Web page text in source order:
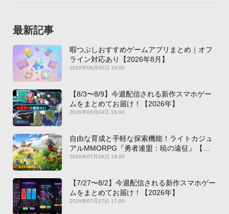
最新記事
暇つぶしおすすめゲームアプリまとめ｜オフ
ライン対応あり【2026年8月】
2026年08月05日 10:00
【8/3〜8/9】今週配信される新作スマホゲー
ムをまとめてお届け！【2026年】
2026年08月04日 16:00
自由な育成と手軽な探索機能！ライトカジュ
アルMMORPG『勇者連盟：暁の遠征』【最
新作PICKUP】
2026年07月28日 18:20
【7/27〜8/2】今週配信される新作スマホゲー
ムをまとめてお届け！【2026年】
2026年07月27日 17:00